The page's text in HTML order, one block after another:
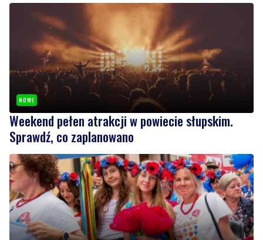
NOWE
Weekend pełen atrakcji w powiecie słupskim.
Sprawdź, co zaplanowano